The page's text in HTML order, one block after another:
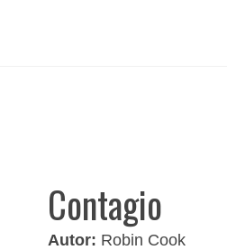
Contagio
Autor: Robin Cook